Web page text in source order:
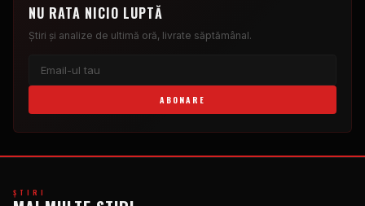
NU RATA NICIO LUPTĂ
Știri și analize de ultimă oră, livrate săptămânal.
ABONARE
ŞTIRI